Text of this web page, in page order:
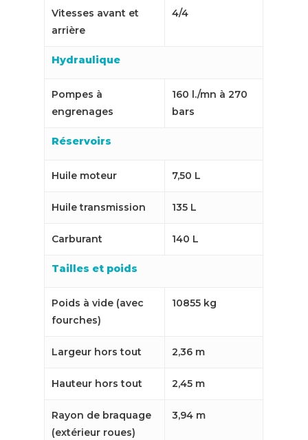
Vitesses avant et
arrière
4/4
Hydraulique
Pompes à
engrenages
160 l./mn à 270
bars
Réservoirs
Huile moteur 7,50 L
Huile transmission 135 L
Carburant 140 L
Tailles et poids
Poids à vide (avec
fourches)
10855 kg
Largeur hors tout 2,36 m
Hauteur hors tout 2,45 m
Rayon de braquage
(extérieur roues)
3,94 m